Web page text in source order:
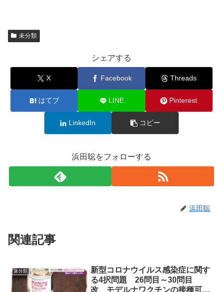
未分類
シェアする
X Facebook Threads
はてブ LINE Pinterest
LinkedIn コピー
浜田聡をフォローする
浜田聡
関連記事
未分類
新型コロナウイルス感染症に関す
る4択問題 26問目～30問目
改 モデルナワクチンの接種可能